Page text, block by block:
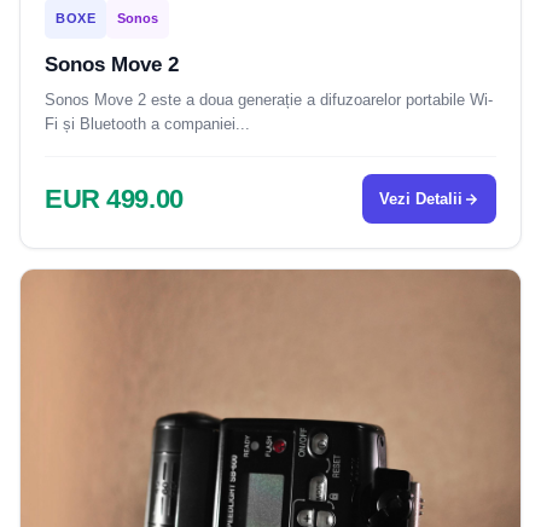
BOXE Sonos
Sonos Move 2
Sonos Move 2 este a doua generație a difuzoarelor portabile Wi-
Fi și Bluetooth a companiei...
EUR 499.00 Vezi Detalii